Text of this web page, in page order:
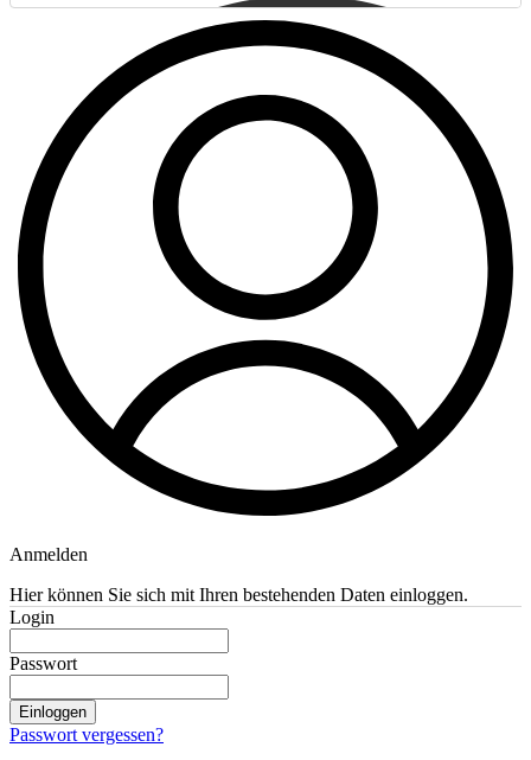
Anmelden
Hier können Sie sich mit Ihren bestehenden Daten einloggen.
Login
Passwort
Einloggen
Passwort vergessen?